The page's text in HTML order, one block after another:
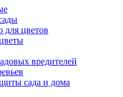
цветов
вредителей
сада и дома